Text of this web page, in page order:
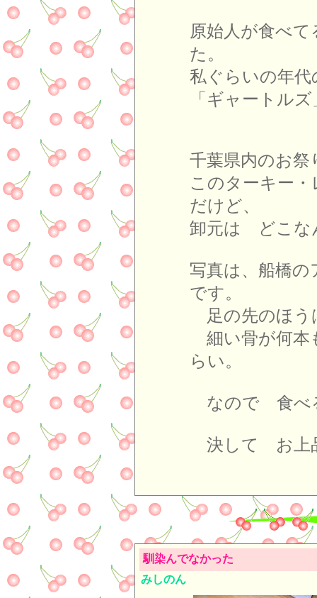
原始人が食べ
た。
私ぐらいの年
「ギャートル
千葉県内のお祭
このターキー
だけど、
卸元は どこな
写真は、船橋
です。
足の先のほう
細い骨が何本
らい。
なので 食べ
決して お上
馴染んでなかった
みしのん